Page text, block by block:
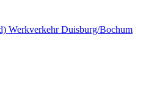
Werkverkehr Duisburg/Bochum